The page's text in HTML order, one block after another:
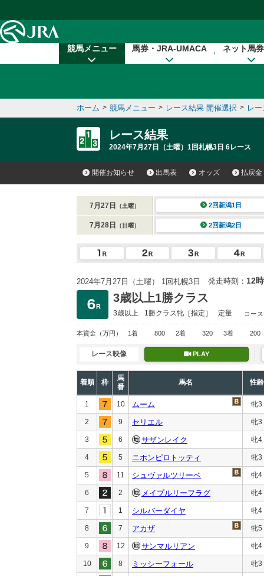
競馬メニュー 馬券・JRA-UMACA ネット馬
ホーム > 競馬メニュー > レース結果 開催選択 > レ
レース結果
2024年7月27日（土曜）1回札幌3日 6レース
開催お知らせ 出馬表 オッズ 払戻金
7月27日 （土曜） 2回新潟1日
7月28日 （日曜） 2回新潟2日
2024年7月27日（土曜） 1回札幌3日 発走時刻： 12
3歳以上1勝クラス
3歳以上 1勝クラス牝［指定］ 定量 コー
本賞金 （万円） 1着 800 2着 320 3着 200
レース映像 PLAY
着順 枠
馬
番
馬名 性齢
1 10 ムーム 牝3
2 9 セリエル 牝3
3 6 サザンレイク 牝4
4 5 ニホンピロトッティ 牝3
5 11 シュヴァルツリーベ 牝4
6 2 メイプルリーフラグ 牝4
7 1 シルバーダイヤ 牝4
8 7 アカザ 牝5
9 12 サンマルリアン 牝4
10 8 ミッシーフォール 牝3